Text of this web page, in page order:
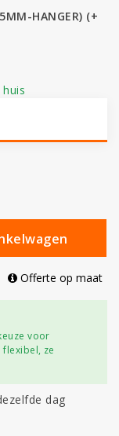
HANGER) (+
Offerte op maat
voor
ze
dag